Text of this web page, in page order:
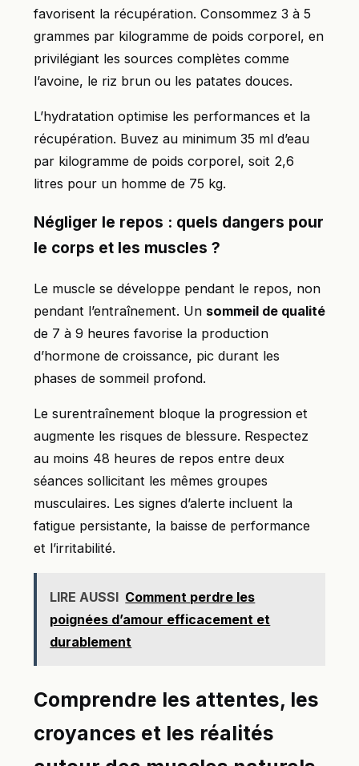
favorisent la récupération. Consommez 3 à 5
grammes par kilogramme de poids corporel, en
privilégiant les sources complètes comme
l’avoine, le riz brun ou les patates douces.
L’hydratation optimise les performances et la
récupération. Buvez au minimum 35 ml d’eau
par kilogramme de poids corporel, soit 2,6
litres pour un homme de 75 kg.
Négliger le repos : quels dangers pour
le corps et les muscles ?
Le muscle se développe pendant le repos, non
pendant l’entraînement. Un sommeil de qualité
de 7 à 9 heures favorise la production
d’hormone de croissance, pic durant les
phases de sommeil profond.
Le surentraînement bloque la progression et
augmente les risques de blessure. Respectez
au moins 48 heures de repos entre deux
séances sollicitant les mêmes groupes
musculaires. Les signes d’alerte incluent la
fatigue persistante, la baisse de performance
et l’irritabilité.
LIRE AUSSI Comment perdre les
poignées d’amour efficacement et
durablement
Comprendre les attentes, les
croyances et les réalités